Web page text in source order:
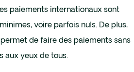
paiements internationaux sont
voire parfois nuls. De plus,
de faire des paiements sans
aux yeux de tous.